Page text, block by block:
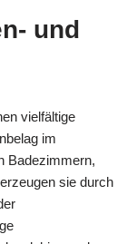
und
vielfältige
im
Badezimmern,
sie durch